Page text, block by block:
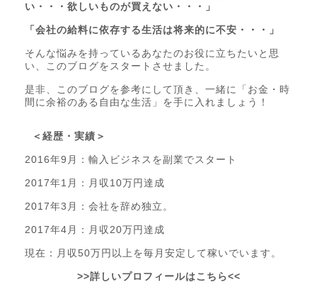
い・・・欲しいものが買えない・・・」
「会社の給料に依存する生活は将来的に不安・・・」
そんな悩みを持っているあなたのお役に立ちたいと思
い、このブログをスタートさせました。
是非、このブログを参考にして頂き、一緒に「お金・時
間に余裕のある自由な生活」を手に入れましょう！
＜経歴・実績＞
2016年9月：輸入ビジネスを副業でスタート
2017年1月：月収10万円達成
2017年3月：会社を辞め独立。
2017年4月：月収20万円達成
現在：月収50万円以上を毎月安定して稼いでいます。
>>詳しいプロフィールはこちら<<